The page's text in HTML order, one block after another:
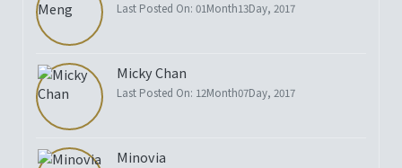
Last Posted On: 01Month13Day, 2017
Micky Chan
Last Posted On: 12Month07Day, 2017
Minovia